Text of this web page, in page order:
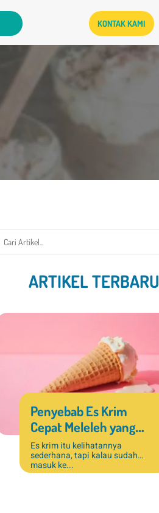
KONTAK KAMI
ARTIKEL TERBARU
Penyebab Es Krim
Cepat Meleleh yang
Sering Terjadi di Bisnis
Dessert
Es krim itu kelihatannya
sederhana, tapi kalau sudah
masuk ke...